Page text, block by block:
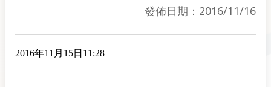
發佈日期：2016/11/16
2016年11月15日11:28